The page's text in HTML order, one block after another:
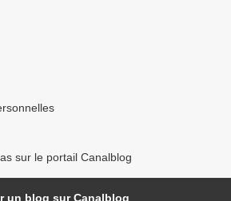
sur le portail Canalblog
un blog sur Canalblog